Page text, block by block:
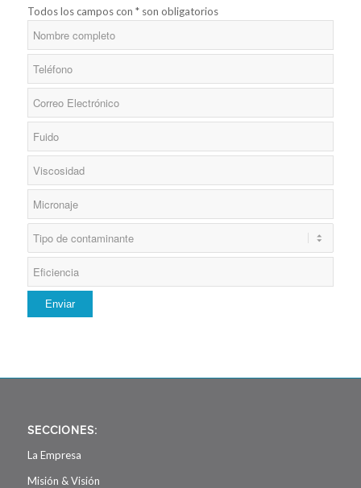
Todos los campos con * son obligatorios
SECCIONES:
La Empresa
Misión & Visión